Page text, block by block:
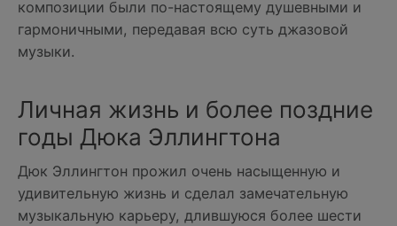
композиции были по-настоящему душевными и
гармоничными, передавая всю суть джазовой
музыки.
Личная жизнь и более поздние
годы Дюка Эллингтона
Дюк Эллингтон прожил очень насыщенную и
удивительную жизнь и сделал замечательную
музыкальную карьеру, длившуюся более шести